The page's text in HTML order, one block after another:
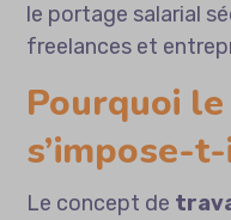
le portage salarial
freelances et
Pourquoi
s’impose-
Le concept de